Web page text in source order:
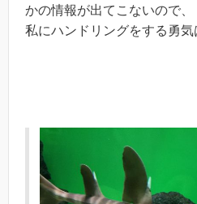
かの情報が出てこないので、
私にハンドリングをする勇